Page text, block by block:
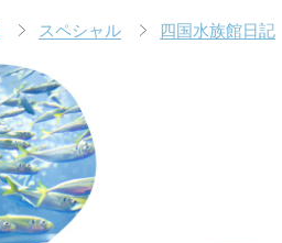
スペシャル 四国水族館日記